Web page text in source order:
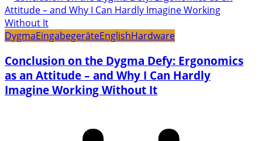
DygmaEingabegeräteEnglishHardware
Conclusion on the Dygma Defy: Ergonomics
as an Attitude – and Why I Can Hardly
Imagine Working Without It